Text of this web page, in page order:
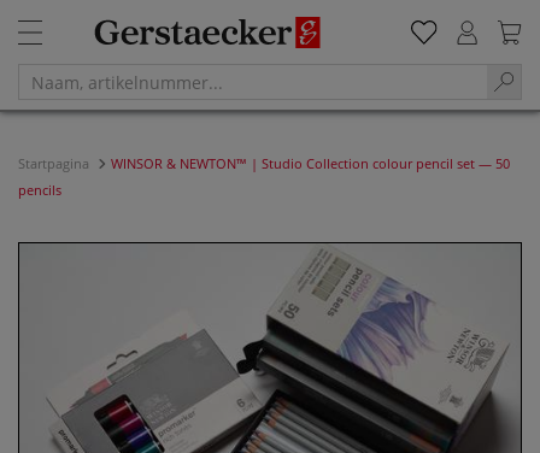
Startpagina
WINSOR & NEWTON™ | Studio Collection colour pencil set — 50
pencils